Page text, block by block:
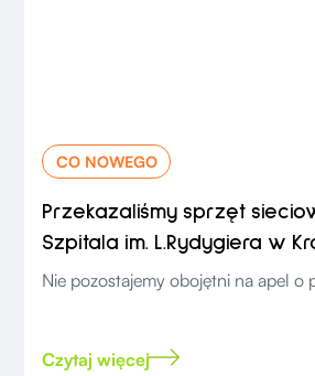
CO NOWEGO
Przekazaliśmy sprzęt
Szpitala im. L.Rydygiera w
Nie pozostajemy obojętni na apel o
Czytaj więcej